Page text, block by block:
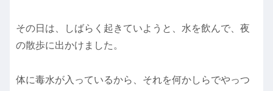
その日は、しばらく起きていようと、水を飲んで、夜
の散歩に出かけました。
体に毒水が入っているから、それを何かしらでやっつ